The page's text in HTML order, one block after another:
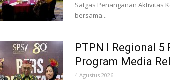
Satgas Penanganan Aktivitas
bersama...
PTPN I Regional
Program Media
4 Agustus 2026